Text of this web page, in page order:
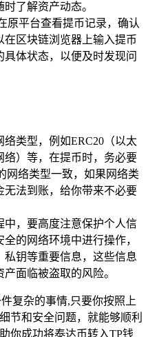
了解资产动态。
原平台查看提币记录，确认
区块链浏览器上输入提币
体状态，以便及时发现问
络类型，例如ERC20（以太
络）等，在提币时，务必要
网络类型一致，如果网络类
无法到账，给你带来不必要
中，要高度注意保护个人信
的网络环境中进行操作，
钥等重要信息，这些信息
面临被盗取的风险。
复杂的事情,只要你按照上
节和安全问题，就能够顺利
你成功将泰达币转入TP钱